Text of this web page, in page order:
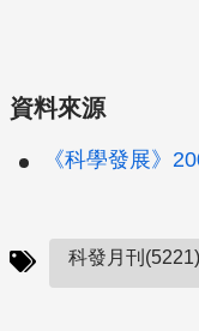
資料來源
《科學發展》
科發月刊(5221)